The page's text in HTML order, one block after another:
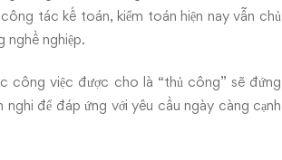
tác kế toán, kiểm toán hiện nay vẫn chủ
nghề nghiệp.
công việc được cho là “thủ công” sẽ đứng
để đáp ứng với yêu cầu ngày càng cạnh